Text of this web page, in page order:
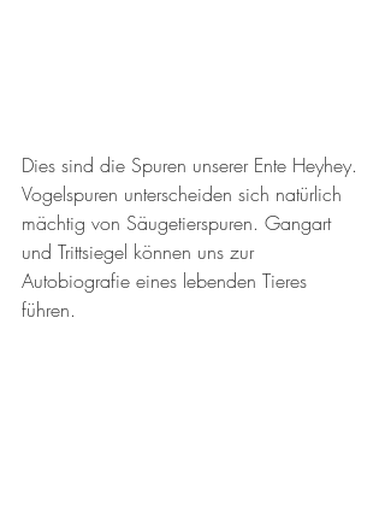
Dies sind die Spuren unserer Ente Heyhey.
Vogelspuren unterscheiden sich natürlich
mächtig von Säugetierspuren. Gangart
und Trittsiegel können uns zur
Autobiografie eines lebenden Tieres
führen.